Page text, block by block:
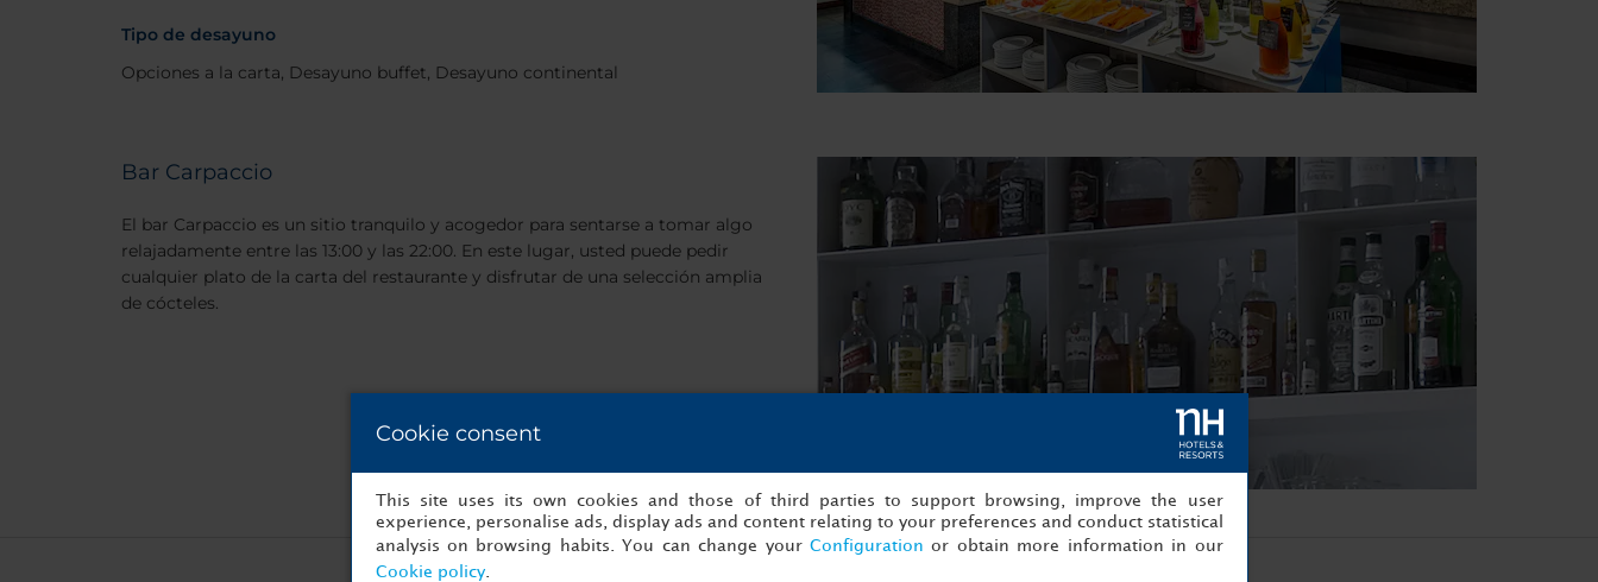
Tipo de desayuno
Opciones a la carta, Desayuno buffet, Desayuno continental
Bar Carpaccio
El bar Carpaccio es un sitio tranquilo y acogedor para sentarse a tomar algo
relajadamente entre las 13:00 y las 22:00. En este lugar, usted puede pedir
cualquier plato de la carta del restaurante y disfrutar de una selección amplia
de cócteles.
Cookie consent
This site uses its own cookies and those of third parties to support browsing, improve the user
experience, personalise ads, display ads and content relating to your preferences and conduct statistical
analysis on browsing habits. You can change your Configuration or obtain more information in our
Cookie policy.